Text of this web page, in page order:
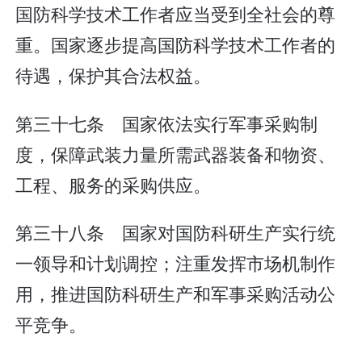
国防科学技术工作者应当受到全社会的尊
重。国家逐步提高国防科学技术工作者的
待遇，保护其合法权益。
第三十七条 国家依法实行军事采购制
度，保障武装力量所需武器装备和物资、
工程、服务的采购供应。
第三十八条 国家对国防科研生产实行统
一领导和计划调控；注重发挥市场机制作
用，推进国防科研生产和军事采购活动公
平竞争。